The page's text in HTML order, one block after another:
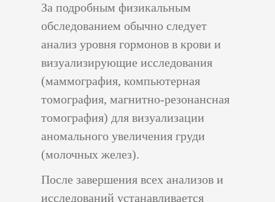
За подробным физикальным
обследованием обычно следует
анализ уровня гормонов в крови и
визуализирующие исследования
(маммография, компьютерная
томография, магнитно-резонансная
томография) для визуализации
аномального увеличения груди
(молочных желез).
После завершения всех анализов и
исследований устанавливается